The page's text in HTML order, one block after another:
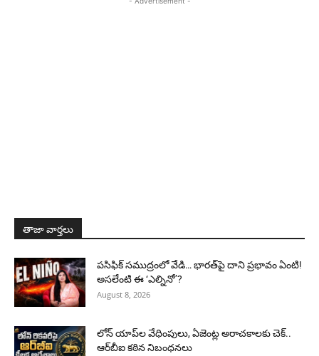
తాజా వార్తలు
పసిఫిక్ సముద్రంలో వేడి… భారత్‌పై దాని ప్రభావం ఏంటి!
అసలేంటి ఈ ‘ఎల్నినో’?
August 8, 2026
లోన్ యాప్‌ల వేధింపులు, ఏజెంట్ల అరాచకాలకు చెక్..
ఆర్‌బీఐ కఠిన నిబంధనలు